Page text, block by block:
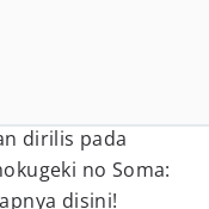
dirilis pada
no Soma:
disini!